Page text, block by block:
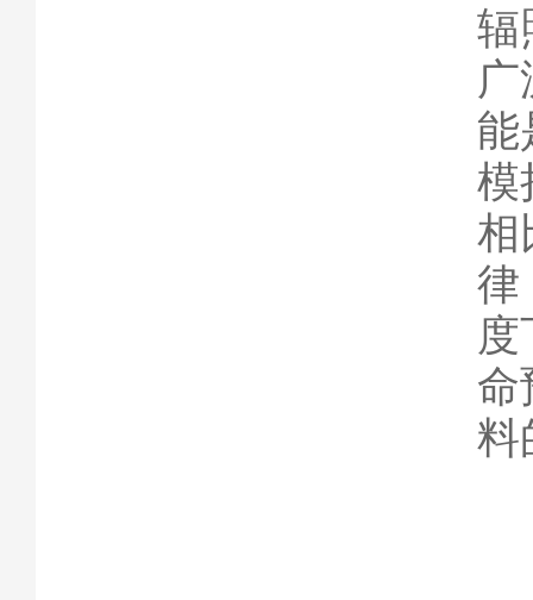
辐
能
模
相
律
命
料